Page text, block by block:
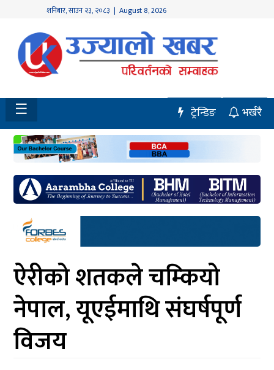
शनिबार,साउन २३, २०८३ | August 8, 2026
होमपेज
नवलपुर
विशेष
मध्य
नेपाल
चितवन
सेरोफेरो
समाचार
आर्थिक
मनोरञ्जन
खेलकुद
☰ भर्खरै
ट्रेन्डिङ
ऐरीको शतकले चम्कियो
नेपाल, यूएईमाथि संघर्षपूर्ण
विजय